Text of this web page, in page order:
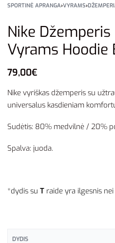
SPORTINĖ APRANGA›VYRAMS›
Nike
Vyrams Hoodie
79,00€
Nike vyriškas džemperis su
universalus kasdieniam
Sudėtis: 80% medvilnė / 20%
Spalva: juoda.
*dydis su T raide yra ilgesnis
DYDIS